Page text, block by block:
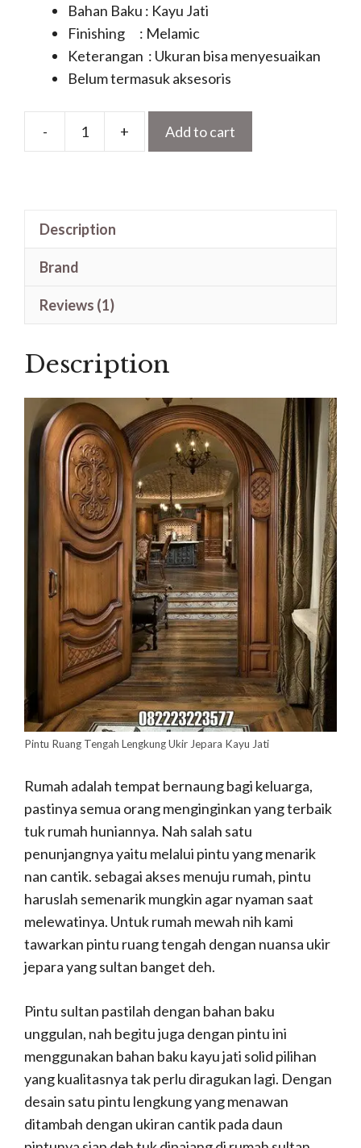
Bahan Baku : Kayu Jati
Finishing : Melamic
Keterangan : Ukuran bisa menyesuaikan
Belum termasuk aksesoris
-
Pintu
quantity
+ Add to cart
Description
Brand
Reviews (1)
Description
Pintu Ruang Tengah Lengkung Ukir Jepara Kayu Jati
Rumah adalah tempat bernaung bagi keluarga,
pastinya semua orang menginginkan yang terbaik
tuk rumah huniannya. Nah salah satu
penunjangnya yaitu melalui pintu yang menarik
nan cantik. sebagai akses menuju rumah, pintu
haruslah semenarik mungkin agar nyaman saat
melewatinya. Untuk rumah mewah nih kami
tawarkan pintu ruang tengah dengan nuansa ukir
jepara yang sultan banget deh.
Pintu sultan pastilah dengan bahan baku
unggulan, nah begitu juga dengan pintu ini
menggunakan bahan baku kayu jati solid pilihan
yang kualitasnya tak perlu diragukan lagi. Dengan
desain satu pintu lengkung yang menawan
ditambah dengan ukiran cantik pada daun